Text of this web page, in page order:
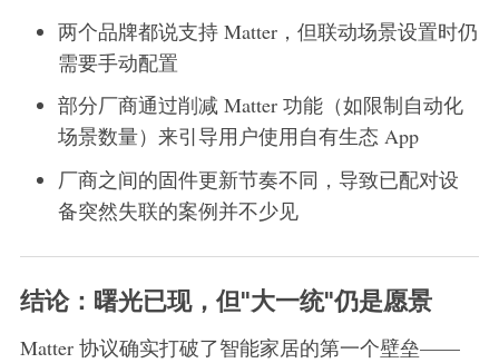
两个品牌都说支持 Matter，但联动场景设置时仍
需要手动配置
部分厂商通过削减 Matter 功能（如限制自动化
场景数量）来引导用户使用自有生态 App
厂商之间的固件更新节奏不同，导致已配对设
备突然失联的案例并不少见
结论：曙光已现，但"大一统"仍是愿景
Matter 协议确实打破了智能家居的第一个壁垒——